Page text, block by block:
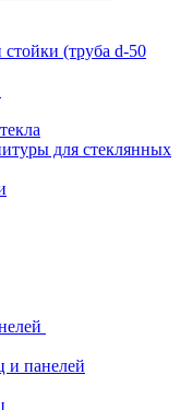
(труба d-50
для стеклянных
и панелей